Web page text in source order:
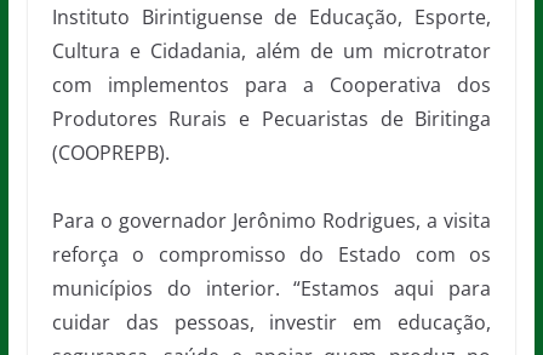
Instituto Birintiguense de Educação, Esporte,
Cultura e Cidadania, além de um microtrator
com implementos para a Cooperativa dos
Produtores Rurais e Pecuaristas de Biritinga
(COOPREPB).
Para o governador Jerônimo Rodrigues, a visita
reforça o compromisso do Estado com os
municípios do interior. “Estamos aqui para
cuidar das pessoas, investir em educação,